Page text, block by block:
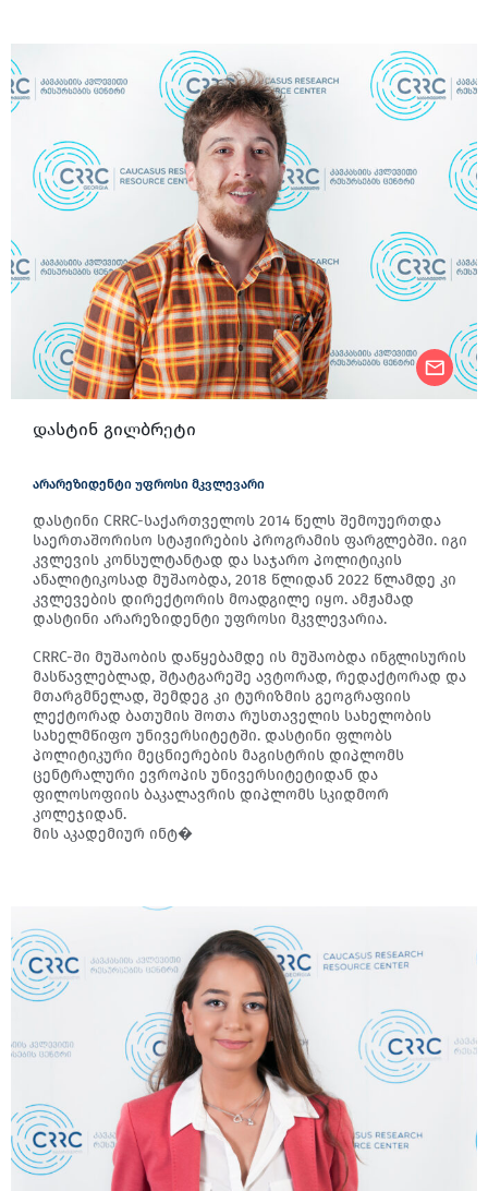
დასტინ გილბრეტი
არარეზიდენტი უფროსი მკვლევარი
დასტინი CRRC-საქართველოს 2014 წელს შემოუერთდა
საერთაშორისო სტაჟირების პროგრამის ფარგლებში. იგი
კვლევის კონსულტანტად და საჯარო პოლიტიკის
ანალიტიკოსად მუშაობდა, 2018 წლიდან 2022 წლამდე კი
კვლევების დირექტორის მოადგილე იყო. ამჟამად
დასტინი არარეზიდენტი უფროსი მკვლევარია.
CRRC-ში მუშაობის დაწყებამდე ის მუშაობდა ინგლისურის
მასწავლებლად, შტატგარეშე ავტორად, რედაქტორად და
მთარგმნელად, შემდეგ კი ტურიზმის გეოგრაფიის
ლექტორად ბათუმის შოთა რუსთაველის სახელობის
სახელმწიფო უნივერსიტეტში. დასტინი ფლობს
პოლიტიკური მეცნიერების მაგისტრის დიპლომს
ცენტრალური ევროპის უნივერსიტეტიდან და
ფილოსოფიის ბაკალავრის დიპლომს სკიდმორ
კოლეჯიდან.
მის აკადემიურ ინტ�